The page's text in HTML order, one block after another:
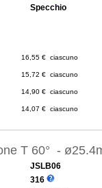
Specchio
16,55 € ciascuno
15,72 € ciascuno
14,90 € ciascuno
14,07 € ciascuno
T 60° -
JSLB06
316